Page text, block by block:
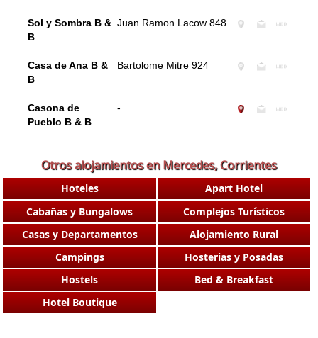
Sol y Sombra B &
B
Juan Ramon Lacow 848
Casa de Ana B &
B
Bartolome Mitre 924
Casona de
Pueblo B & B
-
Otros alojamientos en Mercedes, Corrientes
Hoteles
Apart Hotel
Cabañas y Bungalows
Complejos Turísticos
Casas y Departamentos
Alojamiento Rural
Campings
Hosterias y Posadas
Hostels
Bed & Breakfast
Hotel Boutique